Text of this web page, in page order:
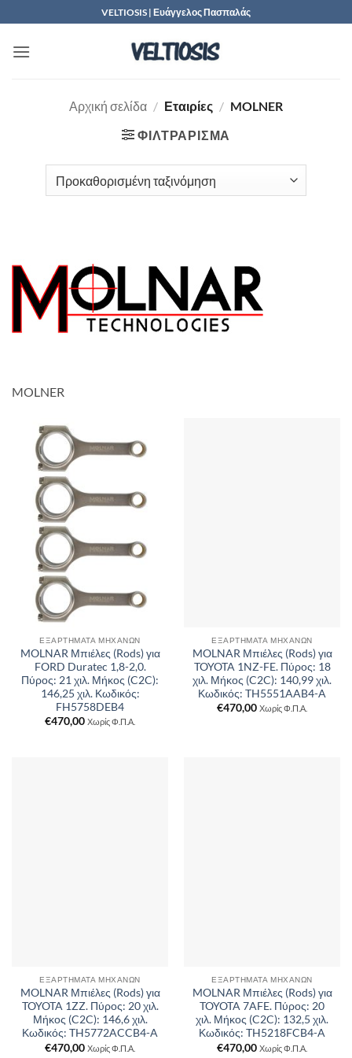
στο
περιεχόμενο
VELTIOSIS | Ευάγγελος Πασπαλάς
Αρχική σελίδα / Εταιρίες / MOLNER
ΦΙΛΤΡΆΡΙΣΜΑ
MOLNER
ΕΞΑΡΤΉΜΑΤΑ ΜΗΧΑΝΏΝ
MOLNAR Μπιέλες (Rods) για
FORD Duratec 1,8-2,0.
Πύρος: 21 χιλ. Μήκος (C2C):
146,25 χιλ. Κωδικός:
FH5758DEB4
€470,00 Χωρίς Φ.Π.Α.
ΕΞΑΡΤΉΜΑΤΑ ΜΗΧΑΝΏΝ
MOLNAR Μπιέλες (Rods) για
TOYOTA 1NZ-FE. Πύρος: 18
χιλ. Μήκος (C2C): 140,99 χιλ.
Κωδικός: TH5551AAB4-A
€470,00 Χωρίς Φ.Π.Α.
ΕΞΑΡΤΉΜΑΤΑ ΜΗΧΑΝΏΝ
MOLNAR Μπιέλες (Rods) για
TOYOTA 1ZZ. Πύρος: 20 χιλ.
Μήκος (C2C): 146,6 χιλ.
Κωδικός: TH5772ACCB4-A
€470,00 Χωρίς Φ.Π.Α.
ΕΞΑΡΤΉΜΑΤΑ ΜΗΧΑΝΏΝ
MOLNAR Μπιέλες (Rods) για
TOYOTA 7AFE. Πύρος: 20
χιλ. Μήκος (C2C): 132,5 χιλ.
Κωδικός: TH5218FCB4-A
€470,00 Χωρίς Φ.Π.Α.